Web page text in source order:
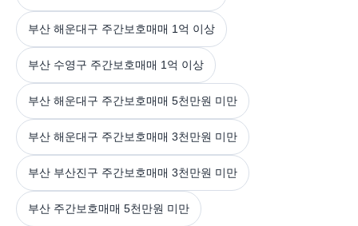
부산 해운대구 주간보호매매 1억 이상
부산 수영구 주간보호매매 1억 이상
부산 해운대구 주간보호매매 5천만원 미만
부산 해운대구 주간보호매매 3천만원 미만
부산 부산진구 주간보호매매 3천만원 미만
부산 주간보호매매 5천만원 미만